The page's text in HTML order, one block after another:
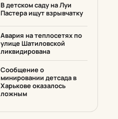
В детском саду на Луи
Пастера ищут взрывчатку
Авария на теплосетях по
улице Шатиловской
ликвидирована
Сообщение о
минировании детсада в
Харькове оказалось
ложным